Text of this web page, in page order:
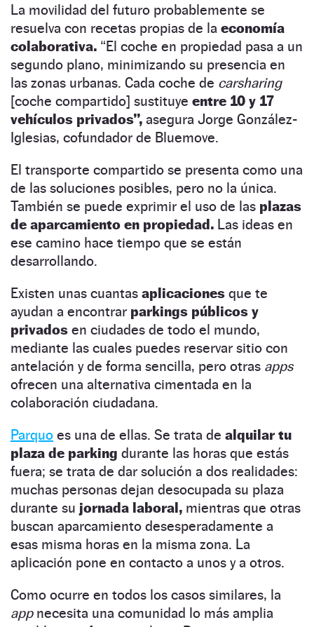
La movilidad del futuro probablemente se
resuelva con recetas propias de la economía
colaborativa. “El coche en propiedad pasa a un
segundo plano, minimizando su presencia en
las zonas urbanas. Cada coche de carsharing
[coche compartido] sustituye entre 10 y 17
vehículos privados”, asegura Jorge González-
Iglesias, cofundador de Bluemove.
El transporte compartido se presenta como una
de las soluciones posibles, pero no la única.
También se puede exprimir el uso de las plazas
de aparcamiento en propiedad. Las ideas en
ese camino hace tiempo que se están
desarrollando.
Existen unas cuantas aplicaciones que te
ayudan a encontrar parkings públicos y
privados en ciudades de todo el mundo,
mediante las cuales puedes reservar sitio con
antelación y de forma sencilla, pero otras apps
ofrecen una alternativa cimentada en la
colaboración ciudadana.
Parquo es una de ellas. Se trata de alquilar tu
plaza de parking durante las horas que estás
fuera; se trata de dar solución a dos realidades:
muchas personas dejan desocupada su plaza
durante su jornada laboral, mientras que otras
buscan aparcamiento desesperadamente a
esas misma horas en la misma zona. La
aplicación pone en contacto a unos y a otros.
Como ocurre en todos los casos similares, la
appnecesita una comunidad lo más amplia